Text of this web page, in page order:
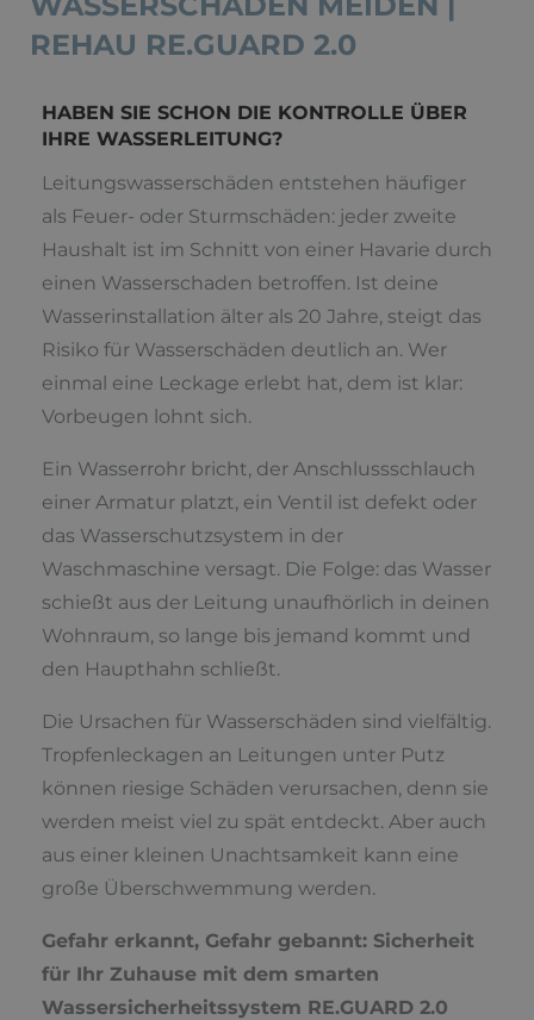
REHAU RE.GUARD 2.0
HABEN SIE SCHON DIE KONTROLLE ÜBER
IHRE WASSERLEITUNG?
Leitungswasserschäden entstehen häufiger
als Feuer- oder Sturmschäden: jeder zweite
Haushalt ist im Schnitt von einer Havarie durch
einen Wasserschaden betroffen. Ist deine
Wasserinstallation älter als 20 Jahre, steigt das
Risiko für Wasserschäden deutlich an. Wer
einmal eine Leckage erlebt hat, dem ist klar:
Vorbeugen lohnt sich.
Ein Wasserrohr bricht, der Anschlussschlauch
einer Armatur platzt, ein Ventil ist defekt oder
das Wasserschutzsystem in der
Waschmaschine versagt. Die Folge: das Wasser
schießt aus der Leitung unaufhörlich in deinen
Wohnraum, so lange bis jemand kommt und
den Haupthahn schließt.
Die Ursachen für Wasserschäden sind vielfältig.
Tropfenleckagen an Leitungen unter Putz
können riesige Schäden verursachen, denn sie
werden meist viel zu spät entdeckt. Aber auch
aus einer kleinen Unachtsamkeit kann eine
große Überschwemmung werden.
Gefahr erkannt, Gefahr gebannt: Sicherheit
für Ihr Zuhause mit dem smarten
Wassersicherheitssystem RE.GUARD 2.0